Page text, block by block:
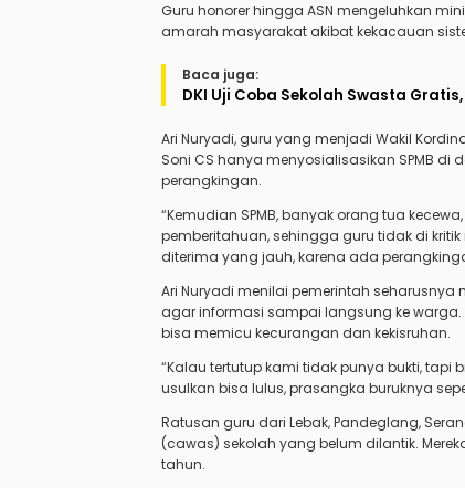
Guru honorer hingga ASN mengeluhkan
amarah masyarakat akibat kekacauan
Baca juga:
DKI Uji Coba Sekolah Swasta
Ari Nuryadi, guru yang menjadi Wakil
Soni CS hanya menyosialisasikan SPMB
perangkingan.
“Kemudian SPMB, banyak orang tua
pemberitahuan, sehingga guru tidak di
diterima yang jauh, karena ada
Ari Nuryadi menilai pemerintah seharusnya
agar informasi sampai langsung ke
bisa memicu kecurangan dan kekisruhan.
“Kalau tertutup kami tidak punya bukti,
usulkan bisa lulus, prasangka buruknya
Ratusan guru dari Lebak, Pandeglang,
(cawas) sekolah yang belum dilantik.
tahun.